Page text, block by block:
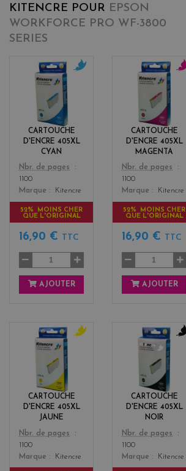
KITENCRE POUR EPSON
WORKFORCE PRO WF-3800
SERIES
CARTOUCHE
D'ENCRE 405XL
CYAN
Color
Nbr. de pages
1100
Marque
Kitencre
52% MOINS CHER
QUE L'ORIGINAL
16,90 € TTC
AJOUTER
CARTOUCHE
D'ENCRE 405XL
MAGENTA
Color
n
t
Nbr. de pages
1100
Marque
Kitencre
52% MOINS CHER
QUE L'ORIGINAL
16,90 € TTC
AJOUTER
CARTOUCHE
D'ENCRE 405XL
JAUNE
Color
o
w
Nbr. de pages
1100
Marque
Kitencre
CARTOUCHE
D'ENCRE 405XL
NOIR
Color
k
Nbr. de pages
1100
Marque
Kitencre